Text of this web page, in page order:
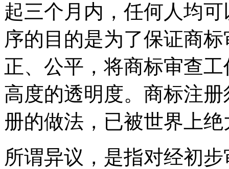
起三个月内，任何人均
序的目的是为了保证商
正、公平，将商标审查
高度的透明度。商标注
册的做法，已被世界上
所谓异议，是指对经初